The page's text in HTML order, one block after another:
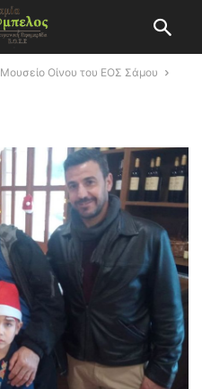
Οίνου του ΕΟΣ Σάμου